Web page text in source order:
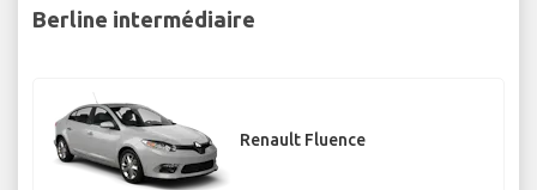
Berline intermédiaire
Renault Fluence